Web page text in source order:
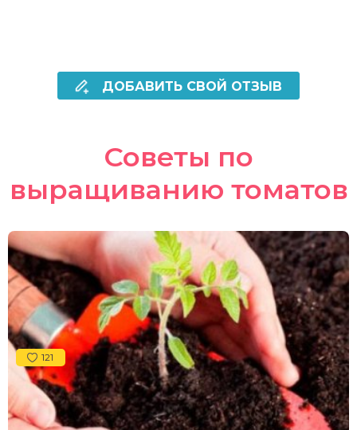
ДОБАВИТЬ СВОЙ ОТЗЫВ
Советы по
выращиванию томатов
121